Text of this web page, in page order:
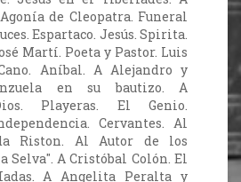
de Cleopatra. Funeral
Espartaco. Jesús. Spirita.
Martí. Poeta y Pastor. Luis
Aníbal. A Alejandro y
en su bautizo. A
Playeras. El Genio.
Cervantes. Al
Riston. Al Autor de los
Selva". A Cristóbal Colón. El
A Angelita Peralta y